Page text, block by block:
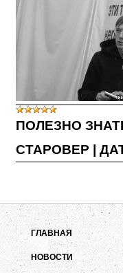
ПОЛЕЗНО
СТАРОВЕР
ГЛАВНАЯ
НОВОСТИ